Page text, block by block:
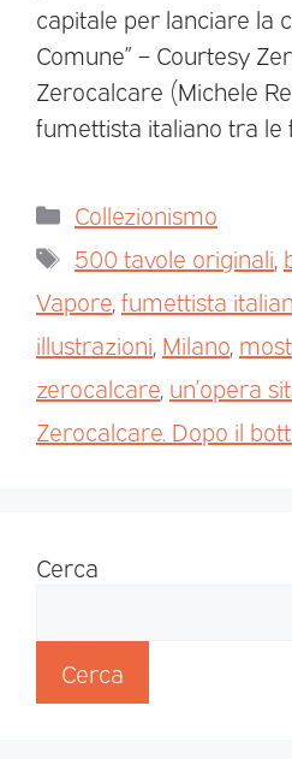
capitale per lanciare la
Comune” – Courtesy
Zerocalcare (Michele
fumettista italiano tra le
Collezionismo
500 tavole originali
Vapore fumettista
illustrazioni Milano
zerocalcare un’opera
Zerocalcare. Dopo il
Cerca
Cerca